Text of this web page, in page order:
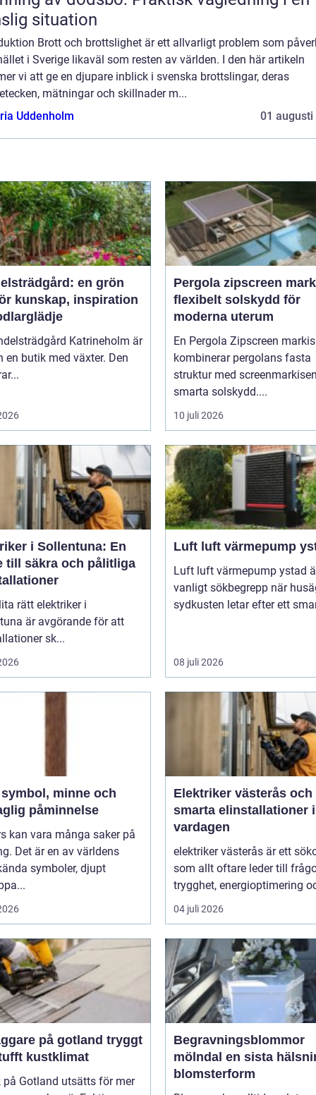
situation
Brott och brottslighet är ett allvarligt problem som
i Sverige likaväl som resten av världen. I den här artikeln
vi att ge en djupare inblick i svenska brottslingar, deras
mätningar och skillnader m...
Uddenholm
01 augusti
en grön
kunskap, inspiration
Katrineholm är
en butik med växter. Den
Pergola zipscreen
flexibelt solskydd för
moderna uterum
En Pergola Zipscreen markis
kombinerar pergolans fasta
struktur med
smarta solskydd....
10 juli 2026
i Sollentuna: En
till säkra och pålitliga
rätt elektriker i
är avgörande för att
sk...
Luft luft värmepump
Luft luft värmepump ystad
vanligt sökbegrepp när
sydkusten letar efter ett
08 juli 2026
påminnelse
kan vara många saker på
Det är en av världens
symboler, djupt
Elektriker västerås och
smarta elinstallationer i
vardagen
elektriker västerås är ett
som allt oftare leder till
trygghet, energioptimering
04 juli 2026
på gotland tryggt
kustklimat
på Gotland utsätts för mer
Begravningsblommor
mölndal en sista hälsning i
blomsterform